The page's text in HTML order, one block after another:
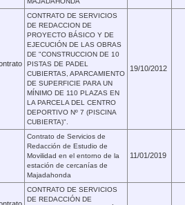
CONTRATO DE SERVICIOS
DE REDACCION DE
PROYECTO BÁSICO Y DE
EJECUCIÓN DE LAS OBRAS
DE "CONSTRUCCION DE 10
PISTAS DE PADEL
CUBIERTAS, APARCAMIENTO
DE SUPERFICIE PARA UN
MÍNIMO DE 110 PLAZAS EN
LA PARCELA DEL CENTRO
DEPORTIVO Nº 7 (PISCINA
CUBIERTA)".
19/10/2012
Contrato de Servicios de
Redacción de Estudio de
Movilidad en el entorno de la
estación de cercanías de
Majadahonda
11/01/2019
CONTRATO DE SERVICIOS
DE REDACCIÓN DE